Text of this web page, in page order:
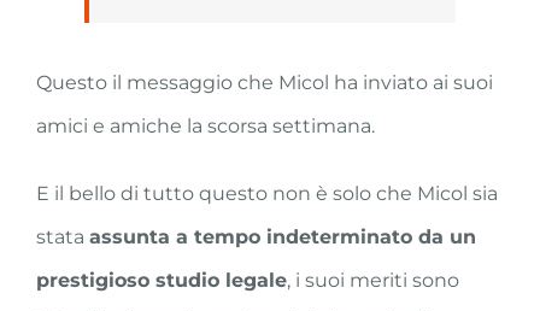
Questo il messaggio che Micol ha inviato ai suoi
amici e amiche la scorsa settimana.
E il bello di tutto questo non è solo che Micol sia
stata assunta a tempo indeterminato da un
prestigioso studio legale, i suoi meriti sono